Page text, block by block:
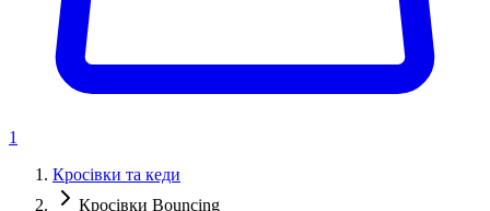
1
Кросівки та кеди
Кросівки Bouncing